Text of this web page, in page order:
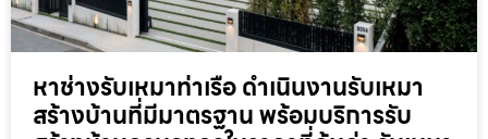
หาช่างรับเหมาท่าเรือ ดำเนินงานรับเหมา
สร้างบ้านที่มีมาตรฐาน พร้อมบริการรับ